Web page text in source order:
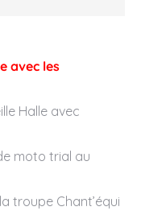
avec les
Halle avec
moto trial au
troupe Chant’équi